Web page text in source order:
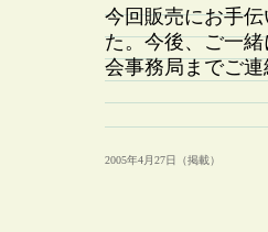
今回販売にお手
た。今後、ご一
会事務局までご
2005年4月27日（掲載）